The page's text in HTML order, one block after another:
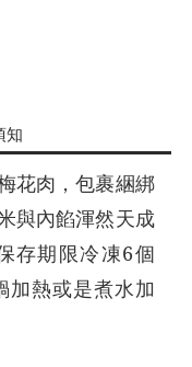
知
花肉，包裹綑綁
與內餡渾然天成
存期限冷凍6個
加熱或是煮水加